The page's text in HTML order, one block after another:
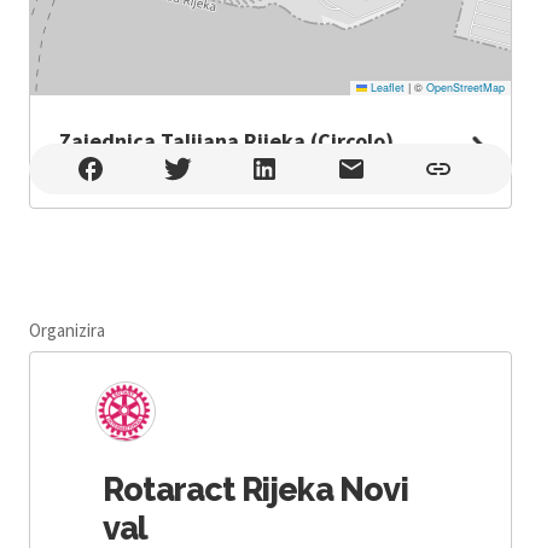
Leaflet |© OpenStreetMap
Zajednica Talijana Rijeka (Circolo)
Zajednica Talijana Rijeka (Circolo) , Rijeka
Organizira
Rotaract Rijeka Novi
val